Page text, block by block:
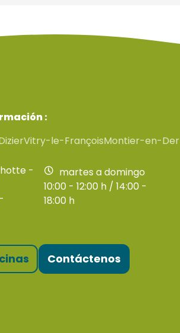
:
Vitry-le-FrançoisMontier-en-Der
-
martes a domingo
10:00 - 12:00 h / 14:00 -
18:00 h
Contáctenos